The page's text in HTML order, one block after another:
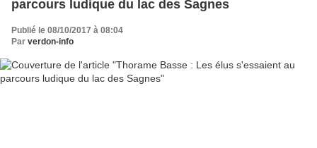
parcours ludique du lac des Sagnes
Publié le 08/10/2017 à 08:04
Par verdon-info